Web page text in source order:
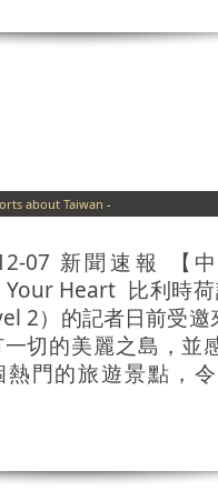
about Taiwan -
07 新聞速報 【
Your Heart 比利時
2）的記者日前受
切的美麗之島，並
熱門的旅遊景點，